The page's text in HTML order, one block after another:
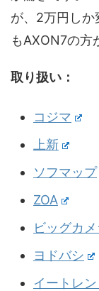
が、2万円しか
もAXON7の方
取り扱い：
コジマ
上新
ソフマップ
ZOA
ビッグカメ
ヨドバシ
イートレン